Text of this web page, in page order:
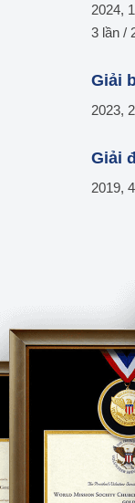
2024,
3 lần /
Giải
2023,
Giải
2019,